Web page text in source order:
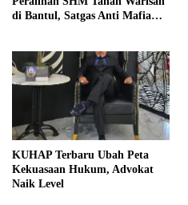
di Bantul, Satgas Anti Mafia
KUHAP Terbaru Ubah Peta
Kekuasaan Hukum, Advokat
Naik Level